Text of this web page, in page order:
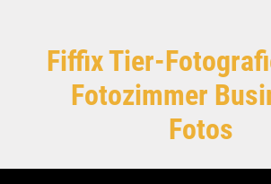
Fiffix Tier-
Fotozimmer
Fotos